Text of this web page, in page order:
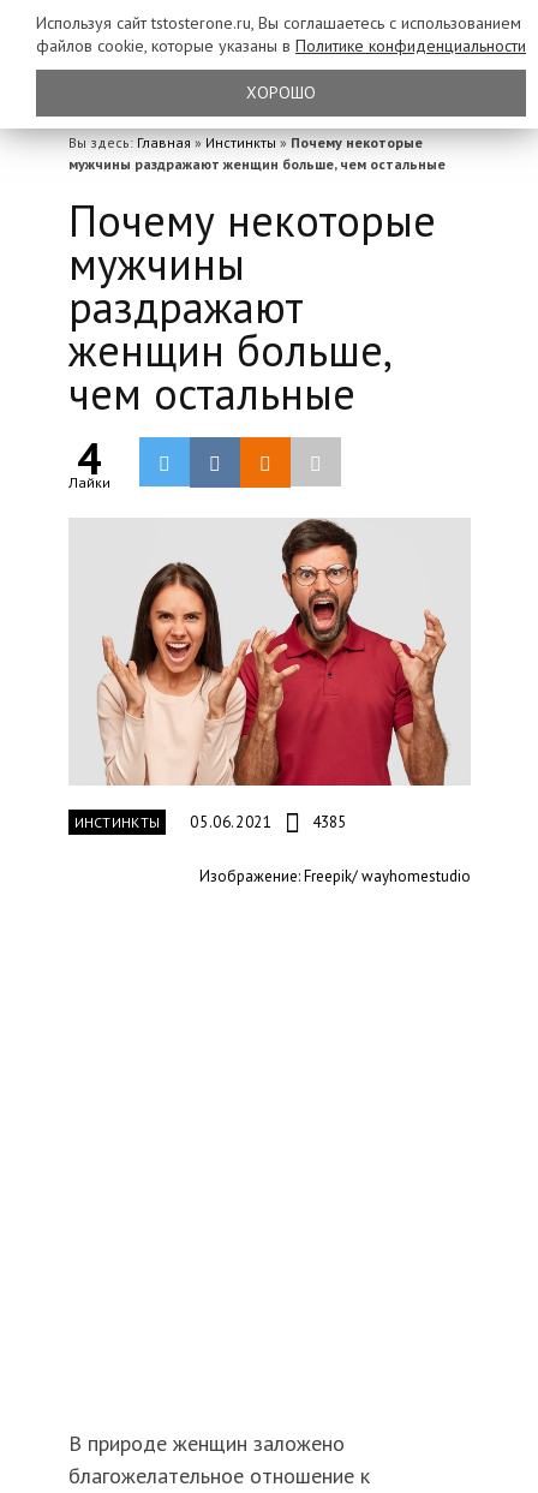
Вы здесь: Главная » Инстинкты » Почему некоторые
мужчины раздражают женщин больше, чем остальные
Почему некоторые
мужчины
раздражают
женщин больше,
чем остальные
4
Лайки
ИНСТИНКТЫ 05.06.2021 4385
Изображение: Freepik/ wayhomestudio
В природе женщин заложено
благожелательное отношение к
Используя сайт tstosterone.ru, Вы соглашаетесь с использованием
файлов cookie, которые указаны в Политике конфиденциальности
ХОРОШО